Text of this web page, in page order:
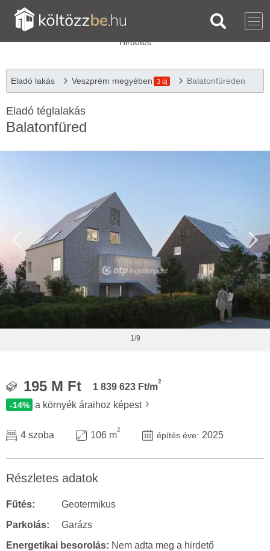
Eladó lakás Veszprém megyében 3 új Balatonfüreden
Eladó téglalakás
Balatonfüred
1/9
195 M Ft 1 839 623 Ft/m
2
-14% a környék áraihoz képest
4 szoba 106 m
2
építés éve: 2025
Részletes adatok
Fűtés:
Geotermikus
Parkolás:
Garázs
Energetikai besorolás: Nem adta meg a hirdető